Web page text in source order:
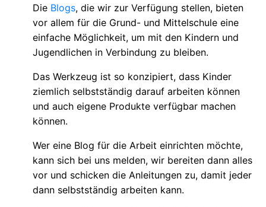
Die Blogs, die wir zur Verfügung stellen, bieten
vor allem für die Grund- und Mittelschule eine
einfache Möglichkeit, um mit den Kindern und
Jugendlichen in Verbindung zu bleiben.
Das Werkzeug ist so konzipiert, dass Kinder
ziemlich selbstständig darauf arbeiten können
und auch eigene Produkte verfügbar machen
können.
Wer eine Blog für die Arbeit einrichten möchte,
kann sich bei uns melden, wir bereiten dann alles
vor und schicken die Anleitungen zu, damit jeder
dann selbstständig arbeiten kann.